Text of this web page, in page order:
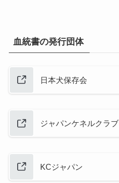
血統書の発行団体
日本犬保存会
ジャパンケネルクラブ
KCジャパン